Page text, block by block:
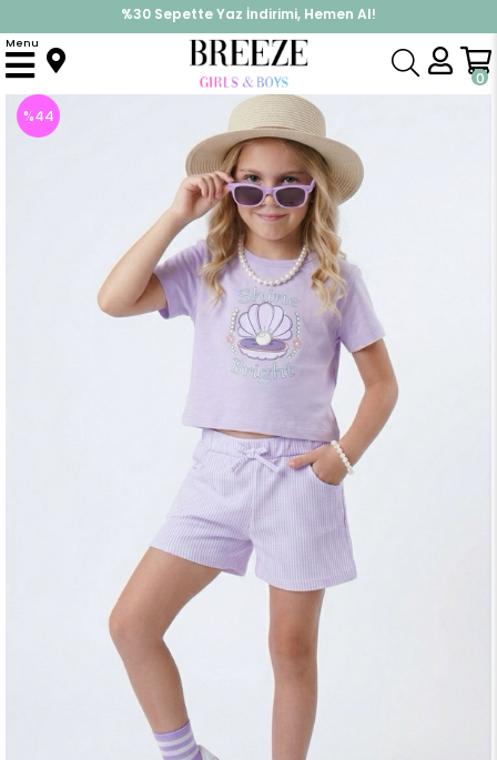
%30 Sepette Yaz İndirimi, Hemen Al!
İndirimlere ek %10 İndirimi Kap, Hemen Üye Ol!
0
Menu
Anasayfa Takımlar Kapri & Şort Takım Kız Çocuk Şortlu Takım Deniz Kabuğundaki İnci Işıltısı Açık Lila (-)
%44